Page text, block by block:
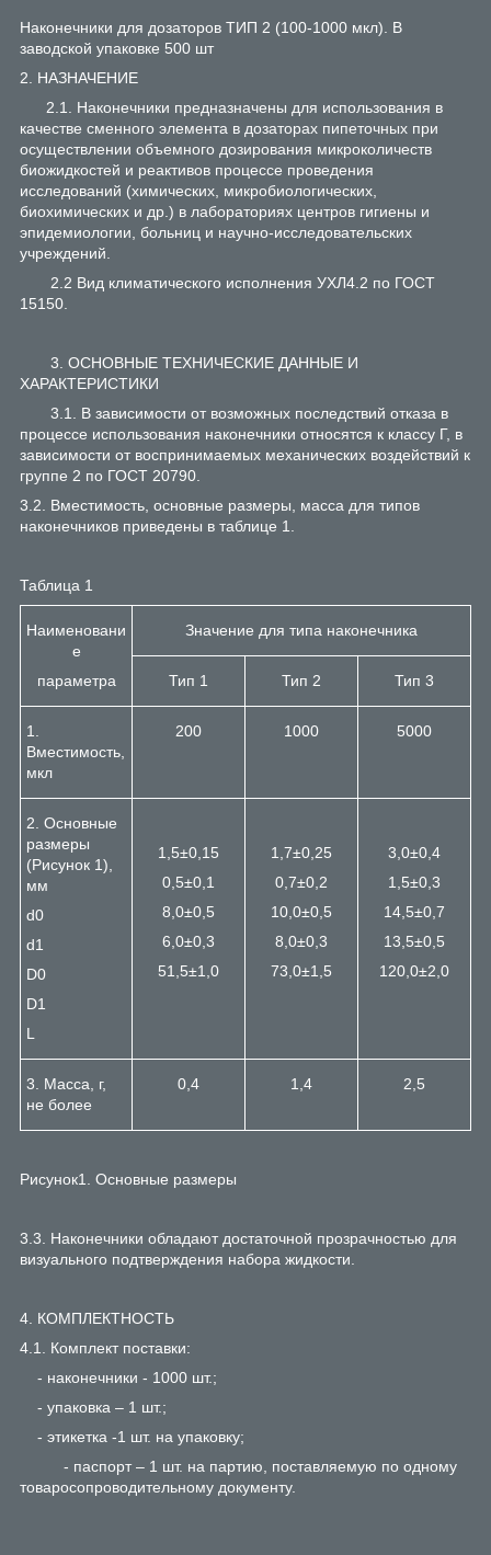
Наконечники для дозаторов ТИП 2 (100-1000 мкл). В
заводской упаковке 500 шт
2. НАЗНАЧЕНИЕ
2.1. Наконечники предназначены для использования в
качестве сменного элемента в дозаторах пипеточных при
осуществлении объемного дозирования микроколичеств
биожидкостей и реактивов процессе проведения
исследований (химических, микробиологических,
биохимических и др.) в лабораториях центров гигиены и
эпидемиологии, больниц и научно-исследовательских
учреждений.
2.2 Вид климатического исполнения УХЛ4.2 по ГОСТ
15150.
3. ОСНОВНЫЕ ТЕХНИЧЕСКИЕ ДАННЫЕ И
ХАРАКТЕРИСТИКИ
3.1. В зависимости от возможных последствий отказа в
процессе использования наконечники относятся к классу Г, в
зависимости от воспринимаемых механических воздействий к
группе 2 по ГОСТ 20790.
3.2. Вместимость, основные размеры, масса для типов
наконечников приведены в таблице 1.
Таблица 1
Наименовани
е
параметра
Значение для типа наконечника
Тип 1 Тип 2 Тип 3
1.
Вместимость,
мкл
200 1000 5000
2. Основные
размеры
(Рисунок 1),
мм
d0
d1
D0
D1
L
1,5±0,15
0,5±0,1
8,0±0,5
6,0±0,3
51,5±1,0
1,7±0,25
0,7±0,2
10,0±0,5
8,0±0,3
73,0±1,5
3,0±0,4
1,5±0,3
14,5±0,7
13,5±0,5
120,0±2,0
3. Масса, г,
не более
0,4 1,4 2,5
Рисунок1. Основные размеры
3.3. Наконечники обладают достаточной прозрачностью для
визуального подтверждения набора жидкости.
4. КОМПЛЕКТНОСТЬ
4.1. Комплект поставки:
- наконечники - 1000 шт.;
- упаковка – 1 шт.;
- этикетка -1 шт. на упаковку;
- паспорт – 1 шт. на партию, поставляемую по одному
товаросопроводительному документу.